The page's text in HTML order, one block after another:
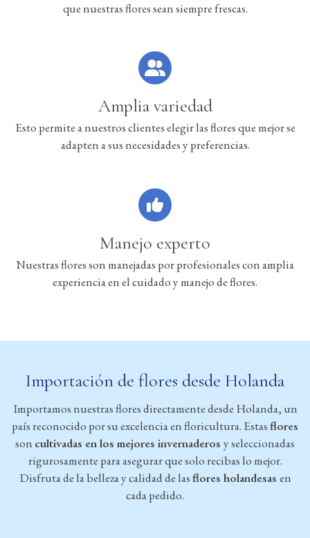
que nuestras flores sean siempre frescas.
Amplia variedad
Esto permite a nuestros clientes elegir las flores que mejor se
adapten a sus necesidades y preferencias.
Manejo experto
Nuestras flores son manejadas por profesionales con amplia
experiencia en el cuidado y manejo de flores.
Importación de flores desde Holanda
Importamos nuestras flores directamente desde Holanda, un
país reconocido por su excelencia en floricultura. Estasflores
son cultivadas en los mejores invernaderos y seleccionadas
rigurosamente para asegurar que solo recibas lo mejor.
Disfruta de la belleza y calidad de lasflores holandesas en
cada pedido.